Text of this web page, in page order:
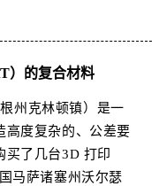
）的复合材料
州克林顿镇）是一
高度复杂的、公差要
买了几台3D 打印
马萨诸塞州沃尔瑟